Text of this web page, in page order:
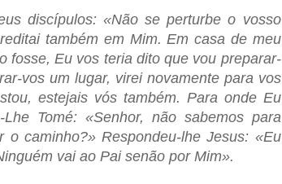
discípulos: «Não se perturbe o vosso
também em Mim. Em casa de meu
fosse, Eu vos teria dito que vou preparar-
vos um lugar, virei novamente para vos
estejais vós também. Para onde Eu
Tomé: «Senhor, não sabemos para
o caminho?» Respondeu-lhe Jesus: «Eu
vai ao Pai senão por Mim».